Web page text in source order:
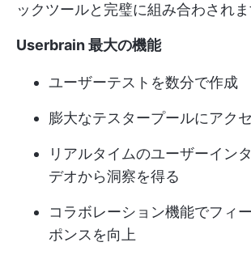
ックツールと完璧に組み合わされま
Userbrain 最大の機能
ユーザーテストを数分で作成
膨大なテスタープールにアク
リアルタイムのユーザーイン
デオから洞察を得る
コラボレーション機能でフィ
ポンスを向上